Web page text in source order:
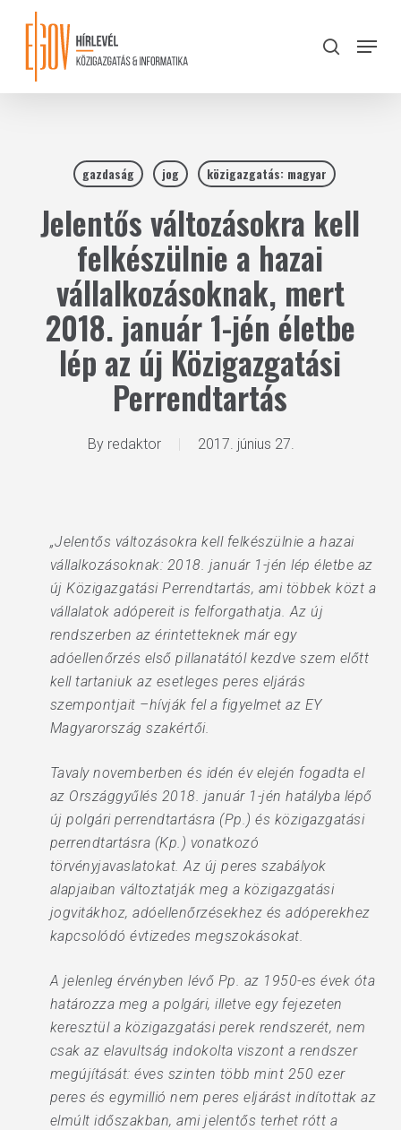
content
search
Menu
gazdaság jog közigazgatás: magyar
Jelentős változásokra kell
felkészülnie a hazai
vállalkozásoknak, mert
2018. január 1-jén életbe
lép az új Közigazgatási
Perrendtartás
By redaktor 2017. június 27.
„Jelentős változásokra kell felkészülnie a hazai
vállalkozásoknak: 2018. január 1-jén lép életbe az
új Közigazgatási Perrendtartás, ami többek közt a
vállalatok adópereit is felforgathatja. Az új
rendszerben az érintetteknek már egy
adóellenőrzés első pillanatától kezdve szem előtt
kell tartaniuk az esetleges peres eljárás
szempontjait –hívják fel a figyelmet az EY
Magyarország szakértői.
Tavaly novemberben és idén év elején fogadta el
az Országgyűlés 2018. január 1-jén hatályba lépő
új polgári perrendtartásra (Pp.) és közigazgatási
perrendtartásra (Kp.) vonatkozó
törvényjavaslatokat. Az új peres szabályok
alapjaiban változtatják meg a közigazgatási
jogvitákhoz, adóellenőrzésekhez és adóperekhez
kapcsolódó évtizedes megszokásokat.
A jelenleg érvényben lévő Pp. az 1950-es évek óta
határozza meg a polgári, illetve egy fejezeten
keresztül a közigazgatási perek rendszerét, nem
csak az elavultság indokolta viszont a rendszer
megújítását: éves szinten több mint 250 ezer
peres és egymillió nem peres eljárást indítottak az
elmúlt időszakban, ami jelentős terhet rótt a
Close